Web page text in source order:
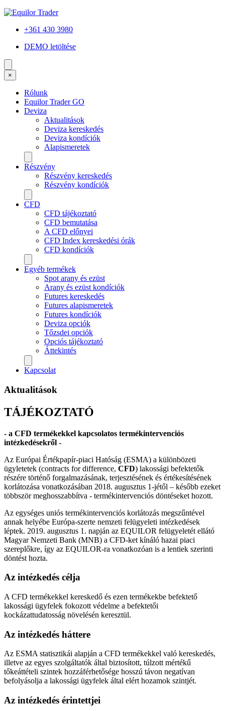
+361 430 3980
DEMO letöltése
×
Rólunk
Equilor Trader GO
Deviza
Aktualitások
Deviza kereskedés
Deviza kondíciók
Alapismeretek
Részvény
Részvény kereskedés
Részvény kondíciók
CFD
CFD tájékoztató
CFD bemutatása
A CFD előnyei
CFD Index kereskedési órák
CFD kondíciók
Egyéb termékek
Spot arany és ezüst
Arany és ezüst kondíciók
Futures kereskedés
Futures alapismeretek
Futures kondíciók
Deviza opciók
Tőzsdei opciók
Opciós tájékoztató
Áttekintés
Kapcsolat
Aktualitások
TÁJÉKOZTATÓ
- a CFD termékekkel kapcsolatos termékintervenciós
intézkedésekről -
Az Európai Értékpapír-piaci Hatóság (ESMA) a különbözeti
ügyletetek (contracts for difference, CFD) lakossági befektetők
részére történő forgalmazásának, terjesztésének és értékesítésének
korlátozása vonatkozásában 2018. augusztus 1-jétől – később ezeket
többször meghosszabbítva - termékintervenciós döntéseket hozott.
Az egységes uniós termékintervenciós korlátozás megszűntével
annak helyébe Európa-szerte nemzeti felügyeleti intézkedések
léptek. 2019. augusztus 1. napján az EQUILOR felügyeletét ellátó
Magyar Nemzeti Bank (MNB) a CFD-ket kínáló hazai piaci
szereplőkre, így az EQUILOR-ra vonatkozóan is a lentiek szerinti
döntést hozta.
Az intézkedés célja
A CFD termékekkel kereskedő és ezen termékekbe befektető
lakossági ügyfelek fokozott védelme a befektetői
kockázattudatosság növelésén keresztül.
Az intézkedés háttere
Az ESMA statisztikái alapján a CFD termékekkel való kereskedés,
illetve az egyes szolgáltatók által biztosított, túlzott mértékű
tőkeáttételi szintek hozzáférhetősége hosszú távon negatívan
befolyásolja a lakossági ügyfelek által elért hozamok szintjét.
Az intézkedés érintettjei